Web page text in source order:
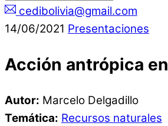
cedibolivia@gmail.com
14/06/2021 Presentaciones
Acción antrópica
Autor: Marcelo Delgadillo
Temática: Recursos naturales